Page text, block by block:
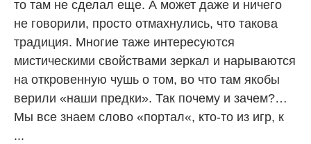
то там не сделал еще. А может даже и ничего
не говорили, просто отмахнулись, что такова
традиция. Многие таже интересуются
мистическими свойствами зеркал и нарываются
на откровенную чушь о том, во что там якобы
верили «наши предки». Так почему и зачем?…
Мы все знаем слово «портал«, кто-то из игр, к
...